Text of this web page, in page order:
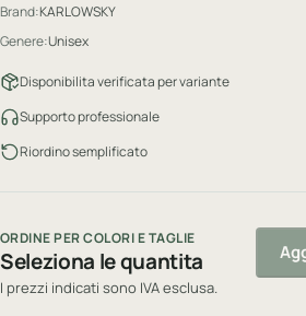
Brand:KARLOWSKY
Genere:Unisex
Disponibilita verificata per variante
Supporto professionale
Riordino semplificato
ORDINE PER COLORI E TAGLIE
Seleziona le quantita
I prezzi indicati sono IVA esclusa.